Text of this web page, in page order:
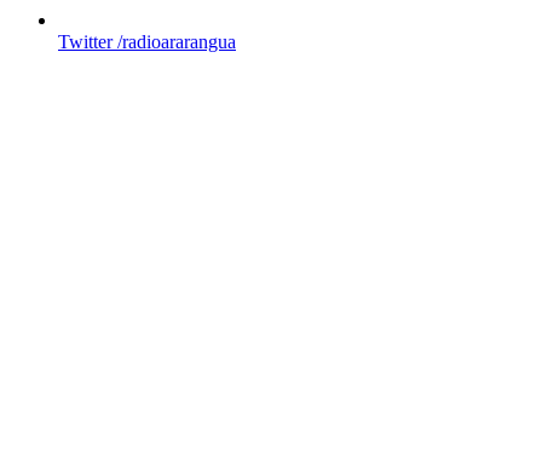
Twitter /radioararangua